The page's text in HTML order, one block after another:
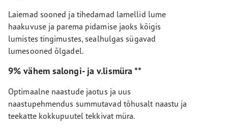
Laiemad sooned ja tihedamad lamellid lume
haakuvuse ja parema pidamise jaoks kõigis
lumistes tingimustes, sealhulgas sügavad
lumesooned õlgadel.
9% vähem salongi- ja v.lismüra **
Optimaalne naastude jaotus ja uus
naastupehmendus summutavad tõhusalt naastu ja
teekatte kokkupuutel tekkivat müra.